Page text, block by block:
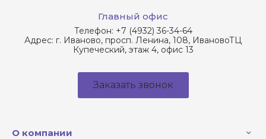
Главный офис
Телефон: +7 (4932) 36-34-64
Адрес: г. Иваново, просп. Ленина, 108, ИвановоТЦ
Купеческий, этаж 4, офис 13
Заказать звонок
О компании